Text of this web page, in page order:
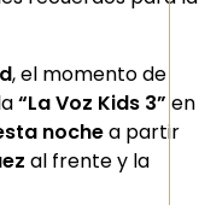
, el momento de
“La Voz Kids 3” en
nochea partir
al frente y la